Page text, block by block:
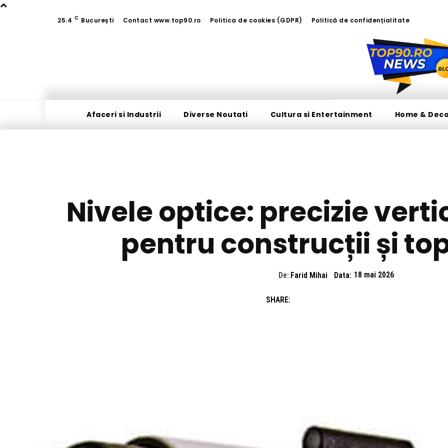
25.4 C București Contact www.top90.ro Politica de cookies (GDPR) Politică de confidențialitate
Afaceri si Industrii Diverse Noutati Cultura si Entertainment Home & Deco
Nivele optice: precizie
pentru construcții și
De: Farid Mihai Data: 18 mai 2026
SHARE: